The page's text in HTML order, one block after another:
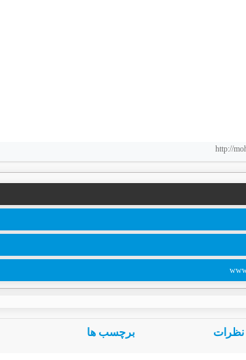
نظرات برچسب ها